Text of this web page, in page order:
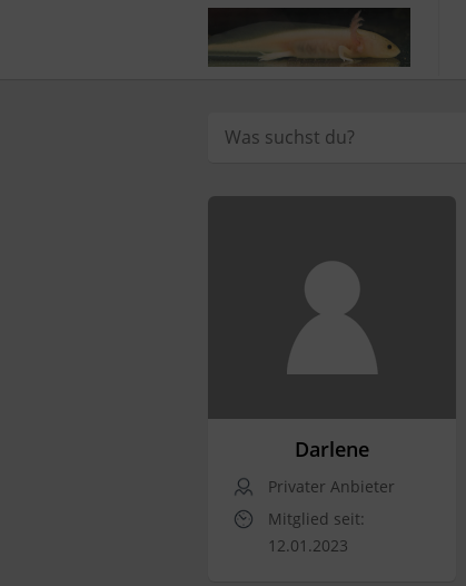
Darlene
Privater Anbieter
Mitglied seit:
12.01.2023